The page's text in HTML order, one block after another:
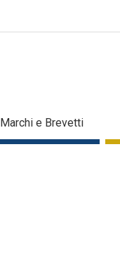
Marchi e Brevetti